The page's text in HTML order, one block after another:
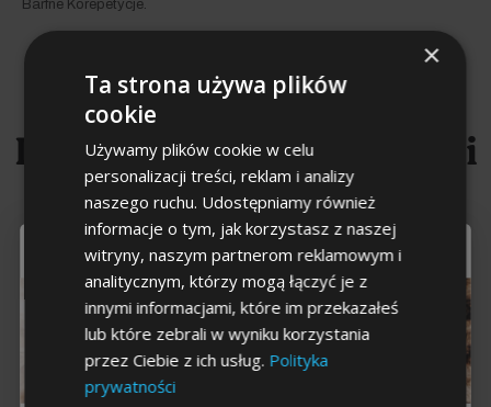
Barfne Korepetycje.
Dostosowane do Ciebie i
Twoich pupili
×
Ta strona używa plików
cookie
Używamy plików cookie w celu
personalizacji treści, reklam i analizy
naszego ruchu. Udostępniamy również
informacje o tym, jak korzystasz z naszej
witryny, naszym partnerom reklamowym i
analitycznym, którzy mogą łączyć je z
innymi informacjami, które im przekazałeś
lub które zebrali w wyniku korzystania
przez Ciebie z ich usług. Polityka
prywatności
To jużostatni krok